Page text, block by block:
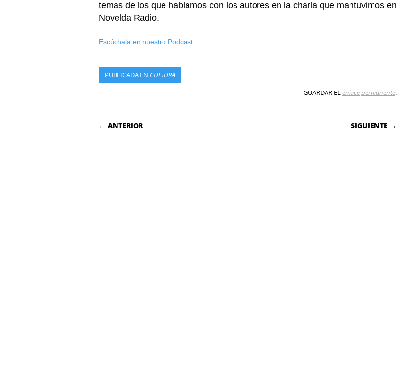
temas de los que hablamos con los autores en la charla que mantuvimos en
Novelda Radio.
Escúchala en nuestro Podcast:
PUBLICADA EN CULTURA
GUARDAR ELenlace permanente.
NAVEGACIÓN DE ENTRADAS
← ANTERIOR SIGUIENTE →